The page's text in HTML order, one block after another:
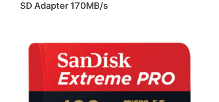
SD Adapter 170MB/s